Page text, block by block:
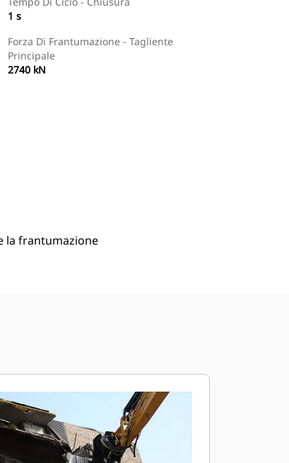
1 s
Forza Di Frantumazione - Tagliente
Principale
2740 kN
la frantumazione